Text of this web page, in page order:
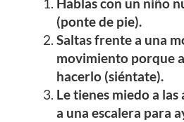
Hablas con un niño
(ponte de pie).
Saltas frente a una
movimiento porque
hacerlo (siéntate).
Le tienes miedo a
a una escalera para